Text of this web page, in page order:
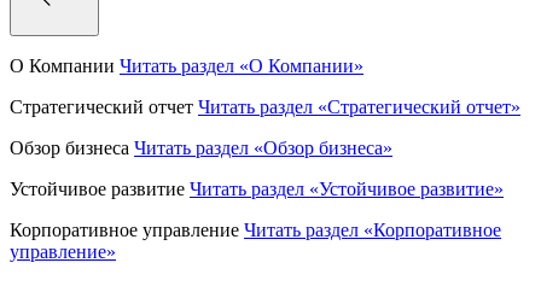
О Компании Читать раздел «О Компании»
Стратегический отчет Читать раздел «Стратегический отчет»
Обзор бизнеса Читать раздел «Обзор бизнеса»
Устойчивое развитие Читать раздел «Устойчивое развитие»
Корпоративное управление Читать раздел «Корпоративное
управление»